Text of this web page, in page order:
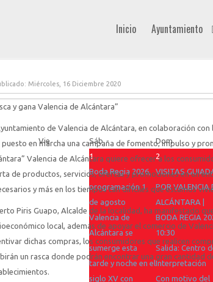
Inicio Ayuntamiento
Vie Sáb
Dom
1
Boda Regia 2026,
programación 1
de agosto
Valencia de
Alcántara se
sumerge esta
tarde y noche en el
siglo XV con
2
VISITAS
POR VALENCIA
ALCÁNTARA |
BODA REGIA
10:30
Salida: Centro
Interpretación
Con motivo del
Miércoles, 16 Diciembre 2020
y gana Valencia de Alcántara”
de Valencia de Alcántara, en colaboración
puesto en marcha una campaña de fomento, impulso y
Valencia de Alcántara quiere ofrecer a los
de productos, servicios, ofertas y promociones en un
y más en los tiempos tan difíciles que estamos
Piris Guapo, Alcalde de la localidad, ha manifestado
local, además de apoyar el comercio de
dichas compras, los consumidores que realicen
un rasca donde podrán encontrar una gran cantidad